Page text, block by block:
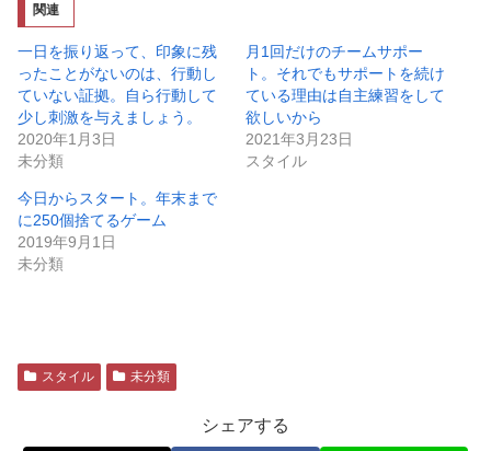
関連
一日を振り返って、印象に残
ったことがないのは、行動し
ていない証拠。自ら行動して
少し刺激を与えましょう。
2020年1月3日
未分類
月1回だけのチームサポー
ト。それでもサポートを続け
ている理由は自主練習をして
欲しいから
2021年3月23日
スタイル
今日からスタート。年末まで
に250個捨てるゲーム
2019年9月1日
未分類
スタイル 未分類
シェアする